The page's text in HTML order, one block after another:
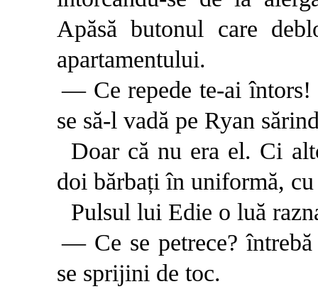
Apăsă butonul care
apartamentului.
— Ce repede te-ai întors!
se să-l vadă pe Ryan
Doar că nu era el. Ci
doi bărbați în uniformă,
Pulsul lui Edie o luă
— Ce se petrece?
se sprijini de toc.